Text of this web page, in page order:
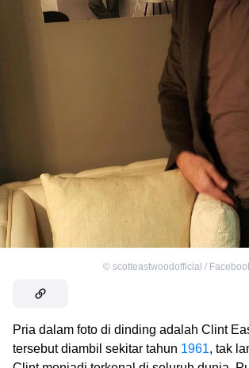
© scotteastwoodofficial /
Pria dalam foto di dinding adalah Clint
tersebut diambil sekitar tahun 1961, tak